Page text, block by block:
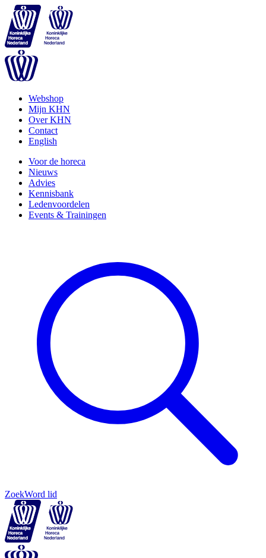
Webshop
Mijn KHN
Over KHN
Contact
English
Voor de horeca
Nieuws
Advies
Kennisbank
Ledenvoordelen
Events & Trainingen
ZoekWord lid